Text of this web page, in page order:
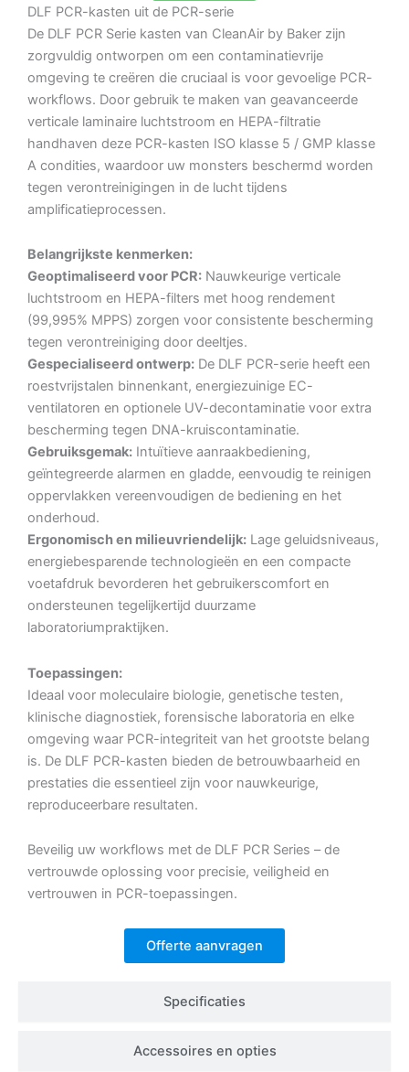
Specificaties
Accessoires en opties
DLF PCR-kasten uit de PCR-serie
De DLF PCR Serie kasten van CleanAir by Baker zijn
zorgvuldig ontworpen om een contaminatievrije
omgeving te creëren die cruciaal is voor gevoelige PCR-
workflows. Door gebruik te maken van geavanceerde
verticale laminaire luchtstroom en HEPA-filtratie
handhaven deze PCR-kasten ISO klasse 5 / GMP klasse
A condities, waardoor uw monsters beschermd worden
tegen verontreinigingen in de lucht tijdens
amplificatieprocessen.
Belangrijkste kenmerken:
Geoptimaliseerd voor PCR: Nauwkeurige verticale
luchtstroom en HEPA-filters met hoog rendement
(99,995% MPPS) zorgen voor consistente bescherming
tegen verontreiniging door deeltjes.
Gespecialiseerd ontwerp: De DLF PCR-serie heeft een
roestvrijstalen binnenkant, energiezuinige EC-
ventilatoren en optionele UV-decontaminatie voor extra
bescherming tegen DNA-kruiscontaminatie.
Gebruiksgemak: Intuïtieve aanraakbediening,
geïntegreerde alarmen en gladde, eenvoudig te reinigen
oppervlakken vereenvoudigen de bediening en het
onderhoud.
Ergonomisch en milieuvriendelijk: Lage geluidsniveaus,
energiebesparende technologieën en een compacte
voetafdruk bevorderen het gebruikerscomfort en
ondersteunen tegelijkertijd duurzame
laboratoriumpraktijken.
Toepassingen:
Ideaal voor moleculaire biologie, genetische testen,
klinische diagnostiek, forensische laboratoria en elke
omgeving waar PCR-integriteit van het grootste belang
is. De DLF PCR-kasten bieden de betrouwbaarheid en
prestaties die essentieel zijn voor nauwkeurige,
reproduceerbare resultaten.
Beveilig uw workflows met de DLF PCR Series – de
vertrouwde oplossing voor precisie, veiligheid en
vertrouwen in PCR-toepassingen.
Offerte aanvragen